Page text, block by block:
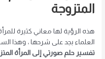
المتزوجة
هذه الرؤية لها معاني كثيرة
العلماء بجد على شرحها ، وهذا
تفسير حلم صورتي إلى المرأة